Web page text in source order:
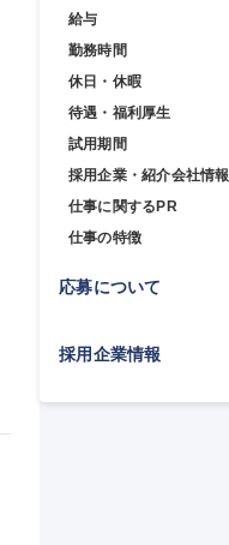
給与
勤務時間
休日・休暇
待遇・福利厚生
試用期間
採用企業・紹介会社情報
仕事に関するPR
仕事の特徴
応募について
採用企業情報